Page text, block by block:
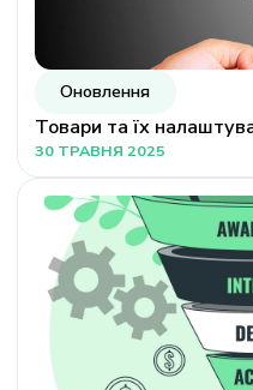
Оновлення
Товари та їх
30 ТРАВНЯ 2025